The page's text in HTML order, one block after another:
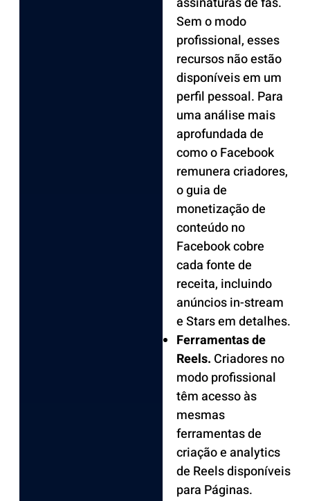
Sem o modo
profissional, esses
recursos não estão
disponíveis em um
perfil pessoal. Para
uma análise mais
aprofundada de
como o Facebook
remunera criadores,
o guia de
monetização de
conteúdo no
Facebook cobre
cada fonte de
receita, incluindo
anúncios in-stream
e Stars em detalhes.
Ferramentas de
Reels. Criadores no
modo profissional
têm acesso às
mesmas
ferramentas de
criação e analytics
de Reels disponíveis
para Páginas.